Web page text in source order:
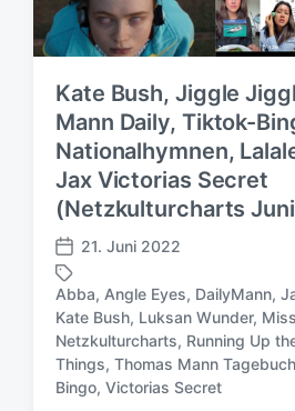
Kate Bush, Jiggle
Mann Daily, Tiktok-
Nationalhymnen,
Jax Victorias Secret
(Netzkulturcharts
V
e
r
ö
f
f
e
21. Juni 2022
S
c
h
Abba, Angle Eyes, DailyMann,
Kate Bush, Luksan Wunder,
Netzkulturcharts, Running Up
Things, Thomas Mann Tagebuch
Bingo, Victorias Secret